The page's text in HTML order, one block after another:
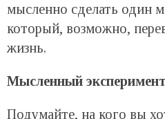
мысленно сделать один
который, возможно,
жизнь.
Мысленный
Подумайте, на кого вы